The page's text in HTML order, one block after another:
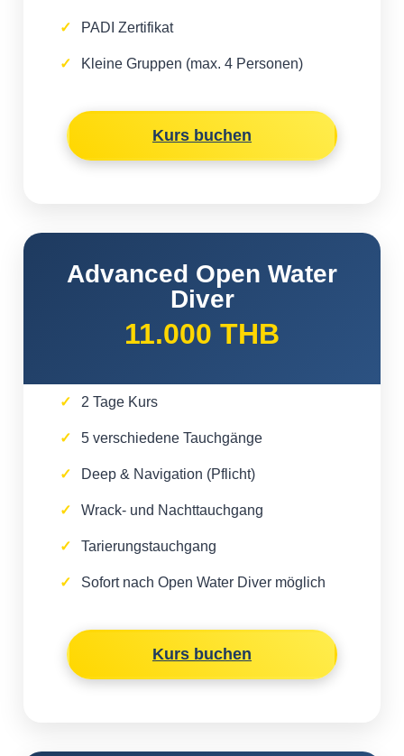
PADI Zertifikat
Kleine Gruppen (max. 4 Personen)
Kurs buchen
Advanced Open Water
Diver
11.000 THB
2 Tage Kurs
5 verschiedene Tauchgänge
Deep & Navigation (Pflicht)
Wrack- und Nachttauchgang
Tarierungstauchgang
Sofort nach Open Water Diver möglich
Kurs buchen